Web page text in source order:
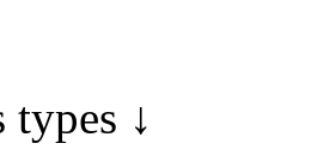
types ↓